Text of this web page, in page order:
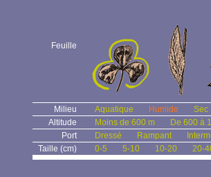
Feuille
Milieu Aquatique Humide
Sec
Altitude
Moins de 600 m
De 600 à
Port
Dressé Rampant
Taille (cm)
0-5 5-10 10-20 20-